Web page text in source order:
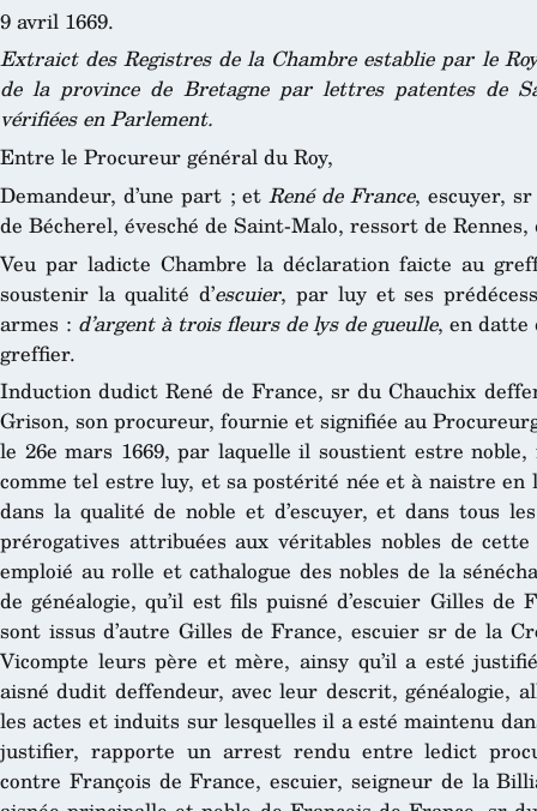
9 avril 1669.
Extraict des Registres de la Chambre establie par le
de la province de Bretagne par lettres patentes de
vérifiées en Parlement.
Entre le Procureur général du Roy,
Demandeur, d’une part ; etRené de France, escuyer,
de Bécherel, évesché de Saint-Malo, ressort de
Veu par ladicte Chambre la déclaration faicte au
soustenir la qualité d’escuier, par luy et ses
armes : d’argent à trois fleurs de lys de gueulle, en datte
greffier.
Induction dudict René de France, sr du Chauchix
Grison, son procureur, fournie et signifiée au
le 26e mars 1669, par laquelle il soustient estre
comme tel estre luy, et sa postérité née et à naistre
dans la qualité de noble et d’escuyer, et dans tous
prérogatives attribuées aux véritables nobles de
emploié au rolle et cathalogue des nobles de la
de généalogie, qu’il est fils puisné d’escuier Gilles de
sont issus d’autre Gilles de France, escuier sr de la
Vicompte leurs père et mère, ainsy qu’il a esté
aisné dudit deffendeur, avec leur descrit, généalogie,
les actes et induits sur lesquelles il a esté maintenu
justifier, rapporte un arrest rendu entre ledict
contre François de France, escuier, seigneur de la